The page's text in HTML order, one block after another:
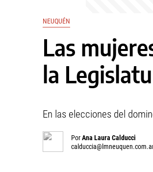
NEUQUÉN
Las
la
En las elecciones del
PorAna Laura Calducci